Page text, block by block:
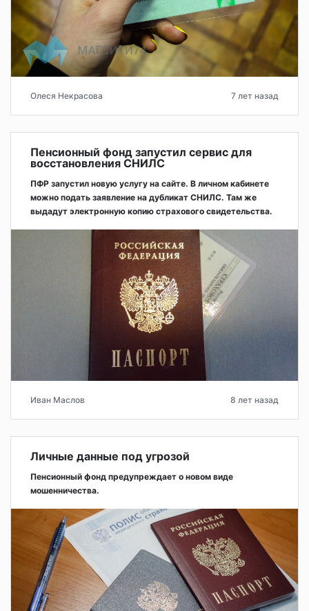
Олеся Некрасова 7 лет назад
Пенсионный фонд запустил сервис для
восстановления СНИЛС
ПФР запустил новую услугу на сайте. В личном кабинете
можно подать заявление на дубликат СНИЛС. Там же
выдадут электронную копию страхового свидетельства.
Иван Маслов 8 лет назад
Личные данные под угрозой
Пенсионный фонд предупреждает о новом виде
мошенничества.